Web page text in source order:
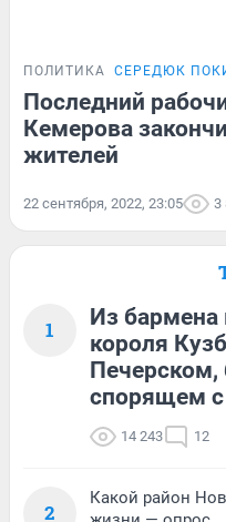
ПОЛИТИКА СЕРЕДЮК
Последний
Кемерова
жителей
22 сентября, 2022, 23:05 3
1
Из бармена
короля
Печерском,
спорящем с
14 243 12
2
Какой район